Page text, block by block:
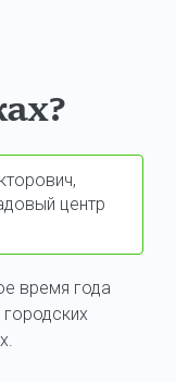
центр
время года